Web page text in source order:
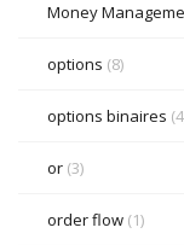
Money
options (8)
options binaires
or (3)
order flow (1)